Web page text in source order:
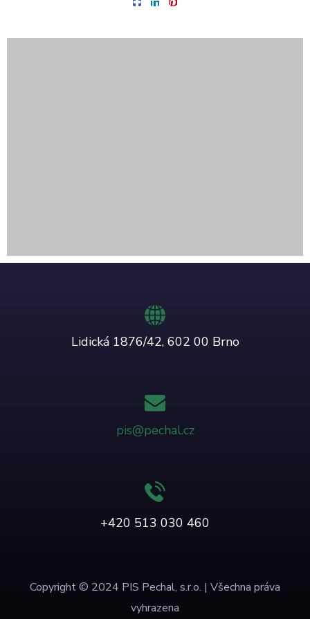
Lidická 1876/42, 602 00 Brno
pis@pechal.cz
+420 513 030 460
Copyright © 2024 PIS Pechal, s.r.o. | Všechna práva
vyhrazena